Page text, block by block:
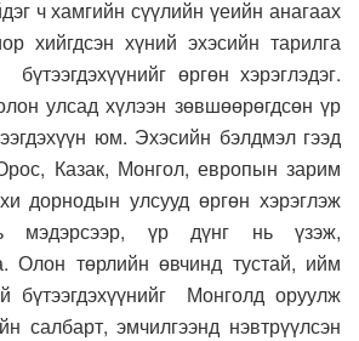
ч хамгийн сүүлийн үеийн анагаах
хийгдсэн хүний эхэсийн тарилга
өргөн хэрэглэдэг.
улсад хүлээн зөвшөөрөгдсөн үр
юм. Эхэсийн бэлдмэл гээд
Казак, Монгол, европын зарим
дорнодын улсууд өргөн хэрэглэж
мэдэрсээр, үр дүнг нь үзэж,
Олон төрлийн өвчинд тустай, ийм
бүтээгдэхүүнийг Монголд оруулж
салбарт, эмчилгээнд нэвтрүүлсэн